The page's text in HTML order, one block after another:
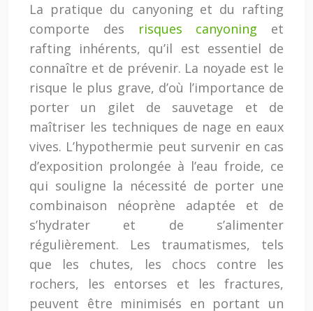
La pratique du canyoning et du rafting
comporte des
risques canyoning et
rafting inhérents, qu’il est essentiel de
connaître et de prévenir. La noyade est le
risque le plus grave, d’où l’importance de
porter un gilet de sauvetage et de
maîtriser les techniques de nage en eaux
vives. L’hypothermie peut survenir en cas
d’exposition prolongée à l’eau froide, ce
qui souligne la nécessité de porter une
combinaison néoprène adaptée et de
s’hydrater et de s’alimenter
régulièrement. Les traumatismes, tels
que les chutes, les chocs contre les
rochers, les entorses et les fractures,
peuvent être minimisés en portant un